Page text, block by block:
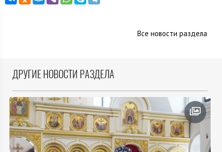
Все новости раздела
ДРУГИЕ НОВОСТИ РАЗДЕЛА